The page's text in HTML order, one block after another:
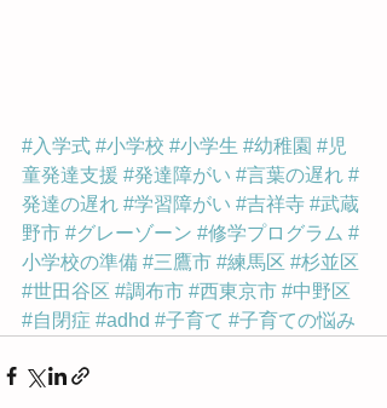
#入学式 #小学校 #小学生 #幼稚園 #児
童発達支援 #発達障がい #言葉の遅れ #
発達の遅れ #学習障がい #吉祥寺 #武蔵
野市 #グレーゾーン #修学プログラム #
小学校の準備 #三鷹市 #練馬区 #杉並区
#世田谷区 #調布市 #西東京市 #中野区
#自閉症 #adhd #子育て #子育ての悩み